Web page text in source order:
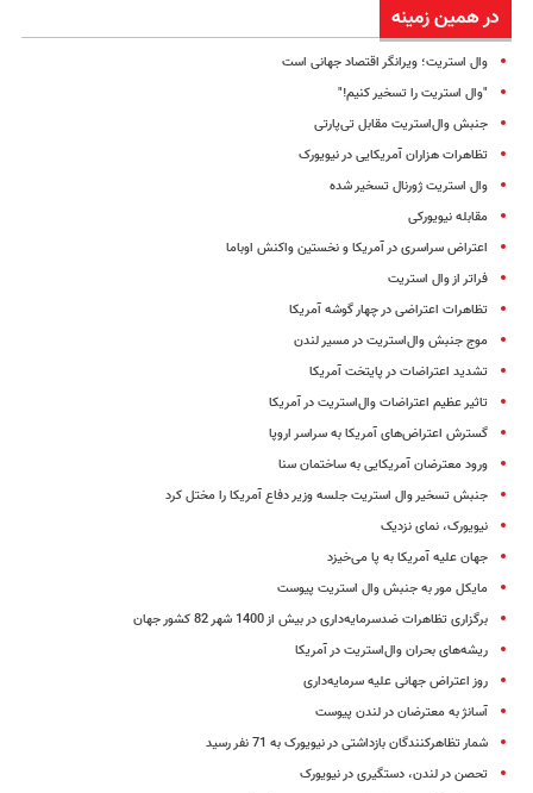
در همین زمینه
وال استریت؛ ویرانگر اقتصاد جهانی است
"وال استریت را تسخیر کنیم!"
جنبش وال‌استریت مقابل تی‌پارتی
تظاهرات هزاران آمریکایی در نیویورک
وال استریت ژورنال تسخیر شده
مقابله نیویورکی
اعتراض سراسری در آمریکا و نخستین واکنش اوباما
فراتر از وال استریت
تظاهرات اعتراضی در چهار گوشه آمریکا
موج جنبش وال‌استریت در مسیر لندن
تشدید اعتراضات در پایتخت آمریکا
تاثیر عظیم اعتراضات وال‌استریت در آمریکا
گسترش اعتراض‌های آمریکا به سراسر اروپا
ورود معترضان آمریکایی به ساختمان سنا
جنبش تسخیر وال استریت جلسه وزیر دفاع آمریکا را مختل کرد
نیویورک، نمای نزدیک
جهان علیه آمریکا به پا می‌خیزد
مایکل مور به جنبش وال استریت پیوست
برگزاری تظاهرات ضدسرمایه‌داری در بیش از 1400 شهر 82 کشور جهان
ریشه‌های بحران وال‌استریت در آمریکا
روز اعتراض جهانی علیه سرمایه‌داری
آسانژ به معترضان در لندن پیوست
شمار تظاهرکنندگان بازداشتی در نیویورک به 71 نفر رسید
تحصن در لندن، دستگیری در نیویورک